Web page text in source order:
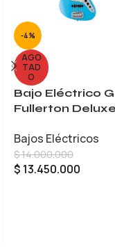
-4%
AGO
TAD
O
Bajo Eléctrico
Fullerton
Bajos Eléctricos
$14.000.000
$ 13.450.000